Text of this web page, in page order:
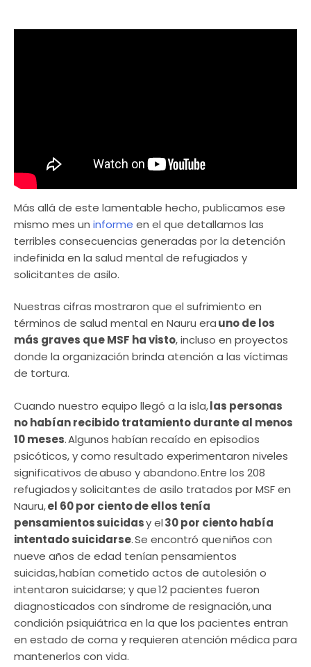
Más allá de este lamentable hecho, publicamos ese
mismo mes un informe en el que detallamos las
terribles consecuencias generadas por la detención
indefinida en la salud mental de refugiados y
solicitantes de asilo.
Nuestras cifras mostraron que el sufrimiento en
términos de salud mental en Nauru erauno de los
más graves que MSF ha visto, incluso en proyectos
donde la organización brinda atención a las víctimas
de tortura.
Cuando nuestro equipo llegó a la isla,las personas
no habían recibido tratamiento durante al menos
10 meses. Algunos habían recaído en episodios
psicóticos, y como resultado experimentaron niveles
significativos de abuso y abandono. Entre los 208
refugiados y solicitantes de asilo tratados por MSF en
Nauru,el 60 por ciento de ellos tenía
pensamientos suicidasy el30 por ciento había
intentado suicidarse. Se encontró que niños con
nueve años de edad tenían pensamientos
suicidas, habían cometido actos de autolesión o
intentaron suicidarse; y que 12 pacientes fueron
diagnosticados con síndrome de resignación, una
condición psiquiátrica en la que los pacientes entran
en estado de coma y requieren atención médica para
mantenerlos con vida.